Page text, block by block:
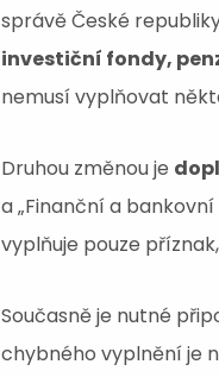
správě České
investiční fondy,
nemusí vyplňovat
Druhou změnou je
a „Finanční a
vyplňuje pouze
Současně je nutné
chybného vyplnění je